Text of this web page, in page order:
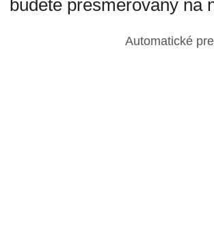
budete presmerovaný na
Automatické